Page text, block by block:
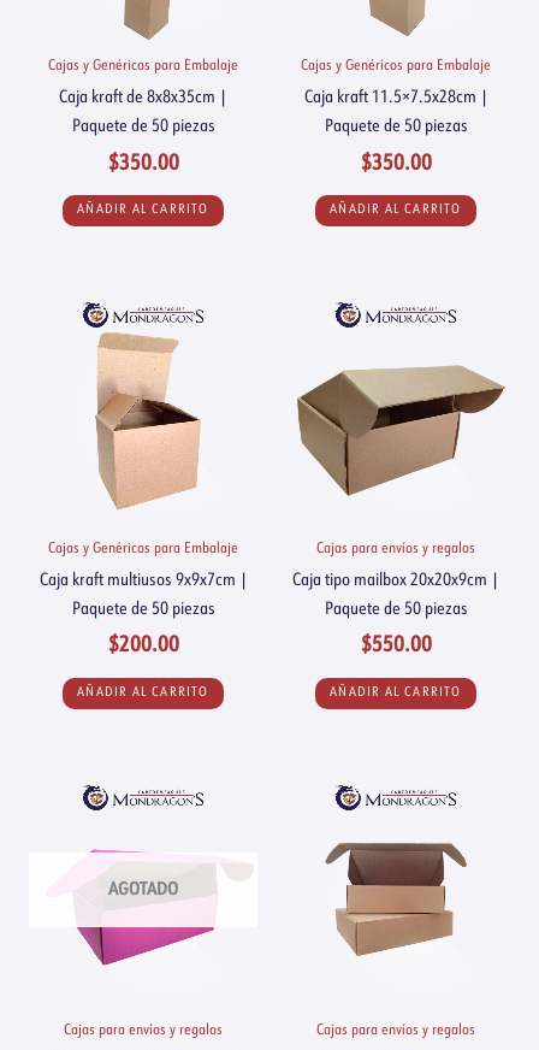
Cajas y Genéricos para Embalaje
Caja kraft de 8x8x35cm |
Paquete de 50 piezas
$350.00
AÑADIR AL CARRITO
Cajas y Genéricos para Embalaje
Caja kraft 11.5×7.5x28cm |
Paquete de 50 piezas
$350.00
AÑADIR AL CARRITO
Cajas y Genéricos para Embalaje
Caja kraft multiusos 9x9x7cm |
Paquete de 50 piezas
$200.00
AÑADIR AL CARRITO
Cajas para envíos y regalos
Caja tipo mailbox 20x20x9cm |
Paquete de 50 piezas
$550.00
AÑADIR AL CARRITO
AGOTADO
Cajas para envíos y regalos Cajas para envíos y regalos